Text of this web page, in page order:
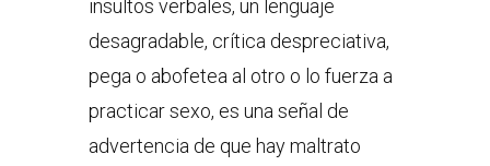
insultos verbales, un lenguaje
desagradable, crítica despreciativa,
pega o abofetea al otro o lo fuerza a
practicar sexo, es una señal de
advertencia de que hay maltrato